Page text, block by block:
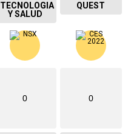
TECNOLOGIA
Y SALUD
QUEST
0 0